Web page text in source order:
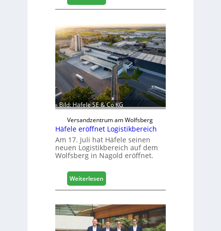
M
s
c
h
i
n
e
n
b
a
u
d
i
g
i
t
i
i
e
r
Bild: Häfele SE & Co KG
Versandzentrum am Wolfsberg
Häfele eröffnet Logistikbereich
Am 17. Juli hat Häfele seinen
neuen Logistikbereich auf dem
Wolfsberg in Nagold eröffnet.
Weiterlesen:
H
f
e
l